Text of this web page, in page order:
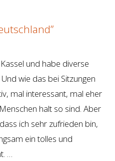
und habe diverse
wie das bei Sitzungen
mal interessant, mal eher
halt so sind. Aber
ich sehr zufrieden bin,
ein tolles und
…